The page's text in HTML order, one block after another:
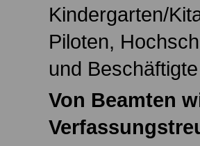
Kindergarten/
Piloten,
und
Von Beamten